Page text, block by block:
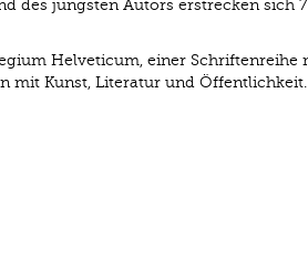
des jüngsten Autors erstrecken sich 7
Helveticum, einer Schriftenreihe
mit Kunst, Literatur und Öffentlichkeit.